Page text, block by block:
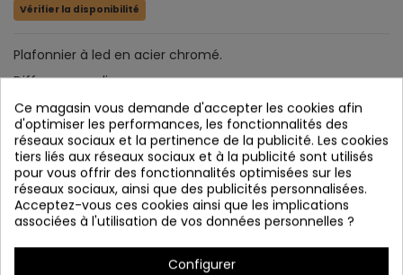
Vérifier la disponibilité
Plafonnier à led en acier chromé.
Diffuseur acrylique.
Ce magasin vous demande d'accepter les cookies afin
d'optimiser les performances, les fonctionnalités des
réseaux sociaux et la pertinence de la publicité. Les cookies
tiers liés aux réseaux sociaux et à la publicité sont utilisés
pour vous offrir des fonctionnalités optimisées sur les
réseaux sociaux, ainsi que des publicités personnalisées.
Acceptez-vous ces cookies ainsi que les implications
associées à l'utilisation de vos données personnelles ?
Configurer